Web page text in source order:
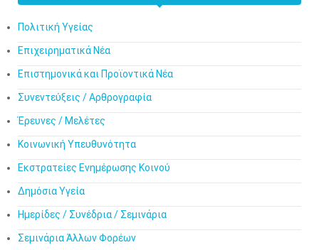
Πολιτική Υγείας
Επιχειρηματικά Νέα
Επιστημονικά και Προϊοντικά Νέα
Συνεντεύξεις / Αρθρογραφία
Έρευνες / Μελέτες
Κοινωνική Υπευθυνότητα
Εκστρατείες Ενημέρωσης Κοινού
Δημόσια Υγεία
Ημερίδες / Συνέδρια / Σεμινάρια
Σεμινάρια Άλλων Φορέων